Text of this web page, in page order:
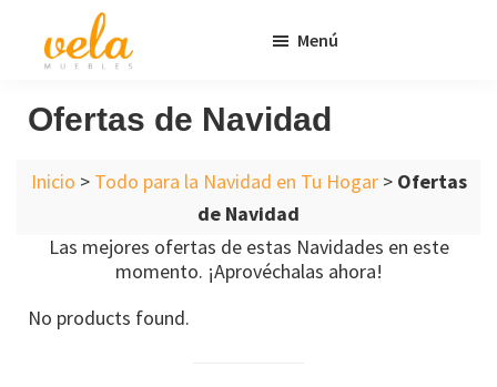
principalMuebles
Baratos
Online
Menú
Ofertas de Navidad
Inicio > Todo para la Navidad en Tu Hogar> Ofertas
de Navidad
Las mejores ofertas de estas Navidades en este
momento. ¡Aprovéchalas ahora!
No products found.